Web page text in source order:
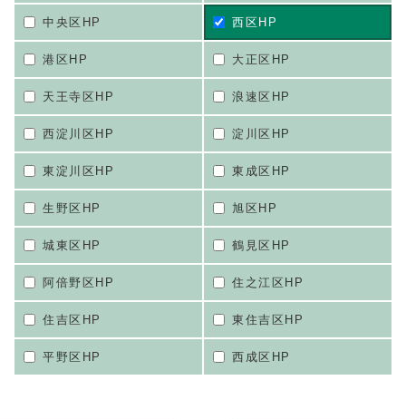
中央区HP 西区HP
港区HP 大正区HP
天王寺区HP 浪速区HP
西淀川区HP 淀川区HP
東淀川区HP 東成区HP
生野区HP 旭区HP
城東区HP 鶴見区HP
阿倍野区HP 住之江区HP
住吉区HP 東住吉区HP
平野区HP 西成区HP